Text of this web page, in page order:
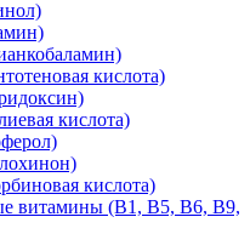
кислота)
кислота)
кислота)
витамины (B1, B5, B6, В9,